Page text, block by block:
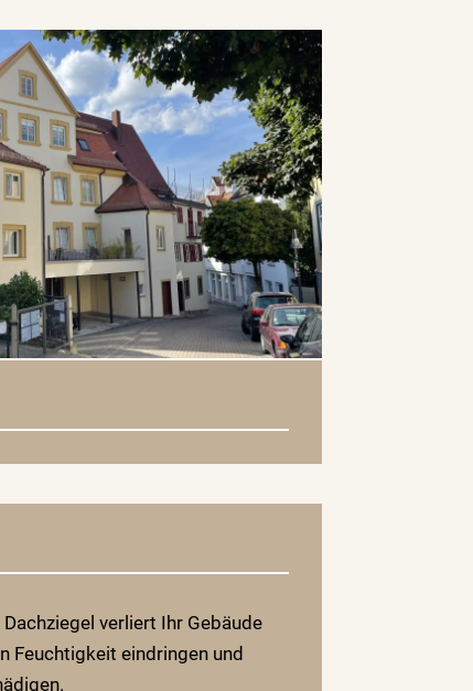
verliert Ihr Gebäude
Feuchtigkeit eindringen und